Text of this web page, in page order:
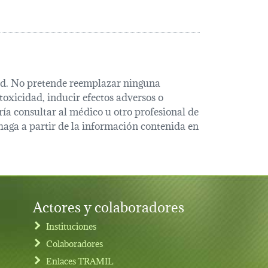
No pretende reemplazar ninguna
inducir efectos adversos o
consultar al médico u otro profesional de
a partir de la información contenida en
Actores y colaboradores
Instituciones
Colaboradores
Enlaces TRAMIL